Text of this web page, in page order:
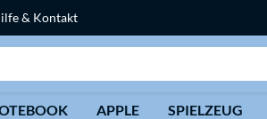
& Kontakt
APPLE SPIELZEUG